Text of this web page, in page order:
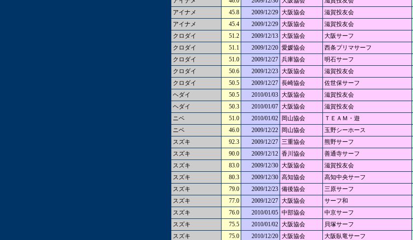
アイナメ
45.8 2009/12/29 大阪協会 滋賀投友会
アイナメ
45.4 2009/12/29 大阪協会 滋賀投友会
クロダイ
51.2 2009/12/13 大阪協会 大阪サーフ
クロダイ
51.1 2009/12/20 愛媛協会 西条プリマサーフ
クロダイ
51.0 2009/12/27 兵庫協会 明石サーフ
クロダイ
50.6 2009/12/23 大阪協会 滋賀投友会
クロダイ
50.5 2009/12/27 長崎協会 佐世保サーフ
ヘダイ
50.5 2010/01/03 大阪協会 滋賀投友会
ヘダイ
50.3 2010/01/07 大阪協会 滋賀投友会
ニベ
51.0 2010/01/02 岡山協会 ＴＥＡＭ・遊
ニベ
46.0 2009/12/22 岡山協会 玉野シーホース
スズキ
92.3 2009/12/27 三重協会 熊野サーフ
スズキ
90.0 2009/12/12 香川協会 善通寺サーフ
スズキ
83.0 2009/12/30 大阪協会 滋賀投友会
スズキ
80.3 2009/12/30 高知協会 高知中央サーフ
スズキ
79.0 2009/12/23 備後協会 三原サーフ
スズキ
77.0 2009/12/27 大阪協会 サーフ和
スズキ
76.0 2010/01/05 中部協会 中京サーフ
スズキ
75.5 2010/01/02 大阪協会 貝塚サーフ
スズキ
75.0 2010/12/20 大阪協会 大阪臥竜サーフ